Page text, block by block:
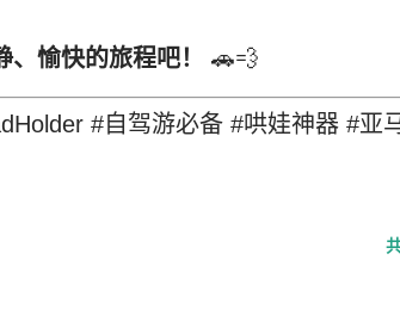
愉快的旅程吧！ 🚗💨
#自驾游必备 #哄娃神器 #亚